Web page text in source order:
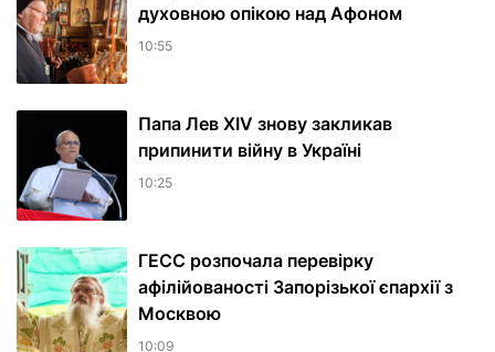
духовною опікою над Афоном
10:55
Папа Лев XIV знову закликав
припинити війну в Україні
10:25
ГЕСС розпочала перевірку
афілійованості Запорізької єпархії з
Москвою
10:09